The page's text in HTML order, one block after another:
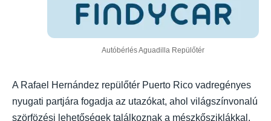
Autóbérlés Aguadilla Repülőtér
A Rafael Hernández repülőtér Puerto Rico vadregényes
nyugati partjára fogadja az utazókat, ahol világszínvonalú
szörfözési lehetőségek találkoznak a mészkősziklákkal,